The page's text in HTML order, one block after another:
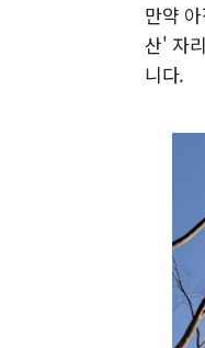
만약
산' 자
니다.